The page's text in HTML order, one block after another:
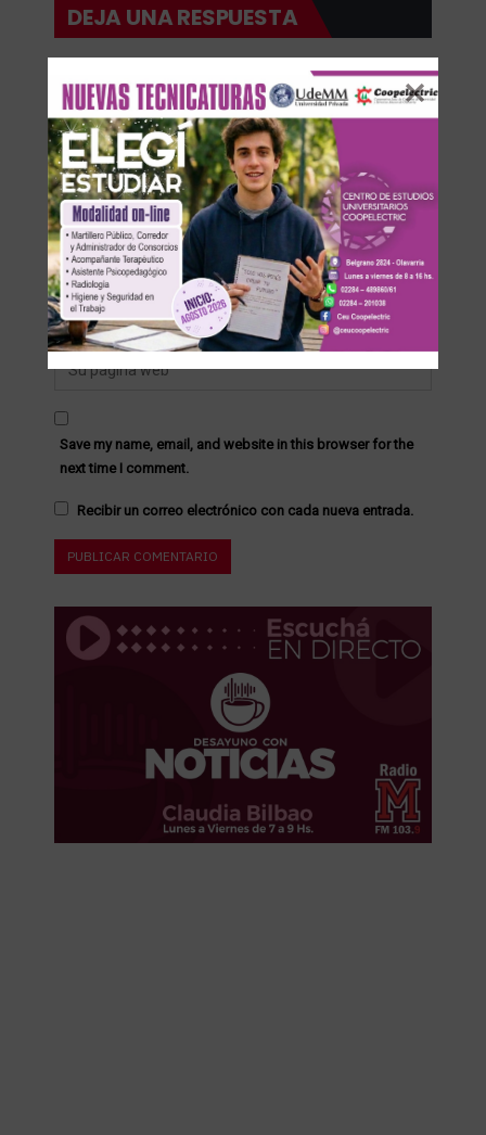
DEJA UNA RESPUESTA
Su dirección de correo electrónico no será publicada.
Save my name, email, and website in this browser for the
next time I comment.
Recibir un correo electrónico con cada nueva entrada.